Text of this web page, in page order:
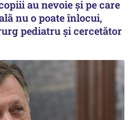
au nevoie și pe care
nu o poate înlocui,
pediatru și cercetător